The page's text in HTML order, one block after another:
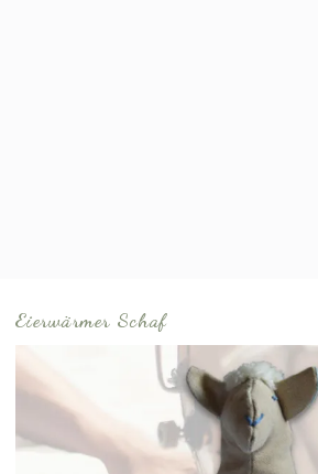
Eierwärmer Schaf